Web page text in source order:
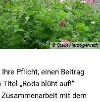
© Stadt Herzogenrath
Pflicht, einen Beitrag
„Roda blüht auf!“
mit dem